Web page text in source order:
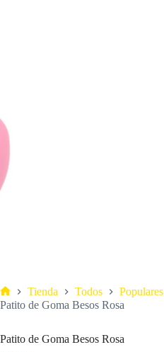
Tienda Todos Populares
Patito de Goma Besos Rosa
Patito de Goma Besos Rosa